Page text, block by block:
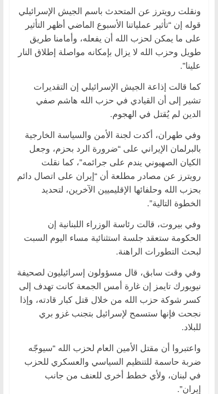
ونقلت رويترز عن المتحدث باسم الجيش الإسرائيلي
قوله إن “تأثير عملياتنا الأسبوع الماضي أظهر التأثير
على ما يمكن لحزب الله أن يفعله، وأمامنا طريق
طويل وحزب الله لا يزال بإمكانه مواصلة إطلاق النار
علينا”.
كما قالت إذاعة الجيش الإسرائيلي إن التقديرات
تشير إلى أن القيادي في حزب الله هاشم صفي
الدين لم يُقتل في الهجوم.
وفي طهران، أكدت لجنة الأمن والسياسة الخارجية
بالبرلمان الإيراني على “ضرورة الرد بحزم، وجعل
الكيان الصهيوني يندم على جرائمه”، كما نقلت
رويترز عن مصادر مطلعة أن “إيران على اتصال دائم
بحزب الله وحلفائها الإقليميين الآخرين، لتحديد
الخطوة التالية”.
وفي بيروت، قالت رئاسة الوزراء اللبنانية إن
الحكومة ستعقد جلسة استثنائية مساء اليوم السبت
لبحث التطورات الراهنة.
وفي وقت سابق، قال مسؤولون إسرائيليون لصحيفة
نيويورك تايمز إن غارة أمس الجمعة كانت تهدف إلى
كسر شوكة حزب الله من خلال قتل كبار قادته، وإذا
نجحت فإنها ستسمح لإسرائيل بتجنب غزو بري
للبلاد.
واعتبروا أن مقتل الأمين العام لحزب الله “سيوجّه
ضربة حاسمة للتنظيم السياسي والعسكري للحزب
في لبنان، ولأي خطط أخرى للعنف من جانب
إيران”.